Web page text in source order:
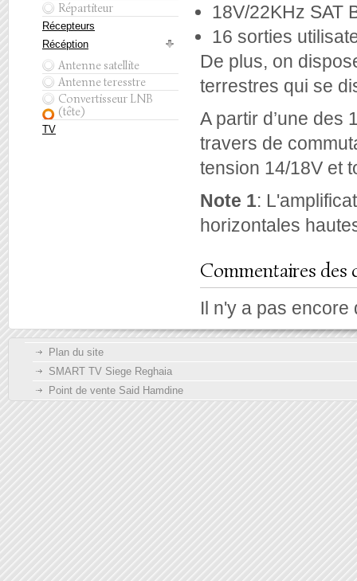
Répartiteur
Récepteurs
Récéption
Antenne satellite
Antenne teresstre
Convertisseur LNB
(tête)
TV
18V/22KHz SAT
16 sorties
De plus, on
terrestres qui se
A partir d’une des
travers de
tension 14/18V et
Note 1:
horizontales
Commentaires des
Il n'y a pas
Plan du site
SMART TV Siege Reghaia
Point de vente Said Hamdine